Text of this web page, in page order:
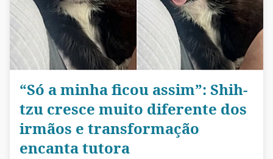
“Só a minha ficou assim”: Shih-
tzu cresce muito diferente dos
irmãos e transformação
encanta tutora